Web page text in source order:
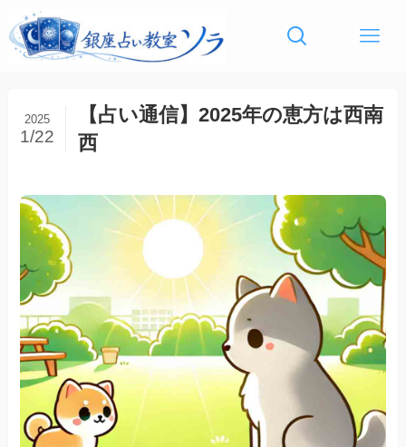
【占い通信】2025年の恵方は西南
西
2025
1/22